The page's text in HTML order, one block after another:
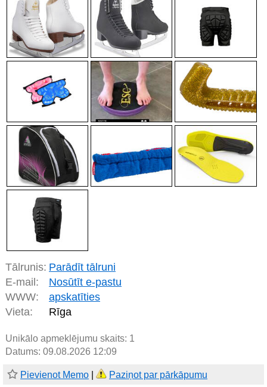
Tālrunis: Parādīt tālruni
E-mail:
Nosūtīt e-pastu
WWW:
apskatīties
Vieta:
Rīga
Unikālo apmeklējumu skaits: 1
Datums: 09.08.2026 12:09
Pievienot Memo Paziņot par pārkāpumu